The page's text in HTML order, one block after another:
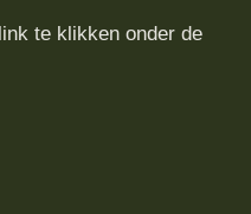
te klikken onder de